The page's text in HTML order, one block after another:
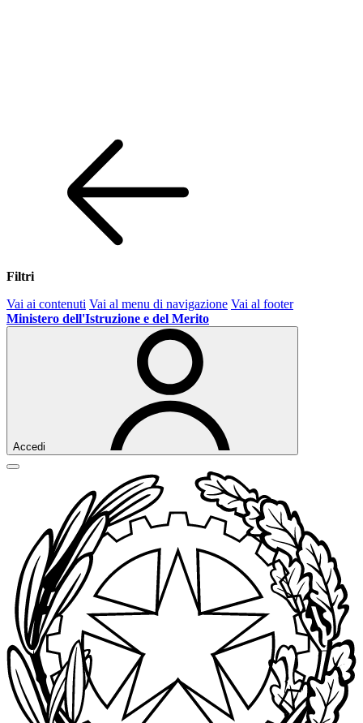
Filtri
Vai ai contenuti Vai al menu di navigazione Vai al footer
Ministero dell'Istruzione e del Merito
Accedi